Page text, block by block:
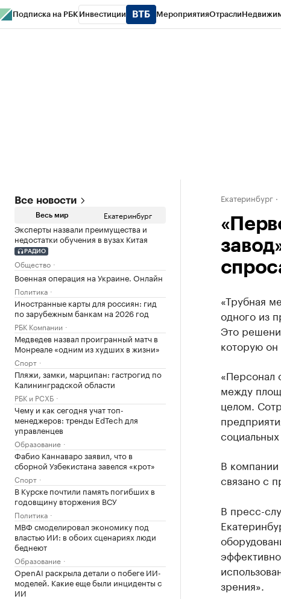
Подписка на РБК Инвестиции МероприятияОтрасли
Все новости
Весь мир Екатеринбург
Эксперты назвали преимущества и
недостатки обучения в вузах Китая
РАДИО
Общество
Военная операция на Украине. Онлайн
Политика
Иностранные карты для россиян: гид
по зарубежным банкам на 2026 год
РБК Компании
Медведев назвал проигранный матч в
Монреале «одним из худших в жизни»
Спорт
Пляжи, замки, марципан: гастрогид по
Калининградской области
РБК и РСХБ
Чему и как сегодня учат топ-
менеджеров: тренды EdTech для
управленцев
Образование
Фабио Каннаваро заявил, что в
сборной Узбекистана завелся «крот»
Спорт
В Курске почтили память погибших в
годовщину вторжения ВСУ
Политика
МВФ смоделировал экономику под
властью ИИ: в обоих сценариях люди
беднеют
Образование
OpenAI раскрыла детали о побеге ИИ-
моделей. Какие еще были инциденты с
ИИ
Екатеринбург
«Трубная
одного из
Это
которую он
«Персонал
между
целом.
В
связано с
В пресс-
зрения».